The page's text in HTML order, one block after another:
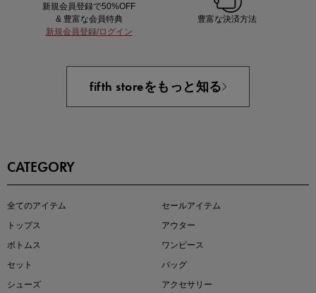
即戦力アイテム続々対象
注目の新作が販売開始
新規会員登録で50%OFF
& 豊富な会員特典
新規会員登録/ログイン
豊富な決済方法
fifth storeをもっと知る
CATEGORY
全てのアイテム
セールアイテム
トップス
アウター
ボトムス
ワンピース
セット
バッグ
シューズ
アクセサリー